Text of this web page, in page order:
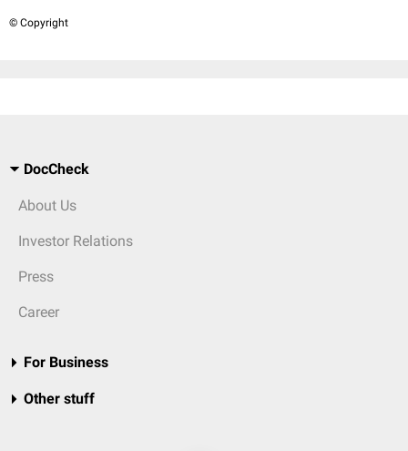
© Copyright
DocCheck
About Us
Investor Relations
Press
Career
For Business
Other stuff